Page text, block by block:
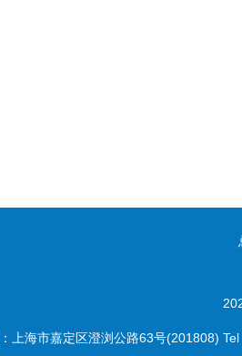
上海市嘉定区澄浏公路63号(201808)